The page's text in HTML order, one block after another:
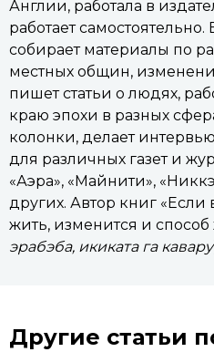
Англии, работала в
работает
собирает материалы по
местных общин,
пишет статьи о людях,
краю эпохи в разных
колонки, делает
для различных газет и
«Аэра», «Майнити»,
других. Автор книг «Если
жить, изменится и
эрабэба, икиката га кавару
Другие статьи